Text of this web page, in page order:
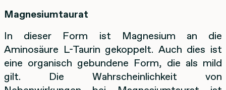
Magnesiumtaurat
In dieser Form ist Magnesium an die
Aminosäure L-Taurin gekoppelt. Auch dies ist
eine organisch gebundene Form, die als mild
gilt. Die Wahrscheinlichkeit von